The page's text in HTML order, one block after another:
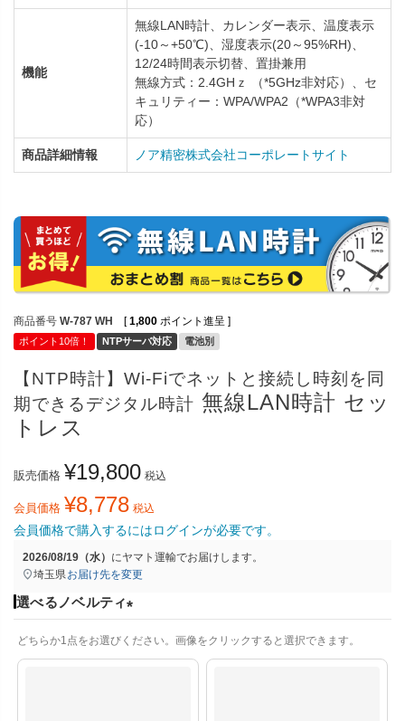
機能
無線LAN時計、カレンダー表示、温度表示
(-10～+50℃)、湿度表示(20～95%RH)、
12/24時間表示切替、置掛兼用
無線方式：2.4GHｚ （*5GHz非対応）、セ
キュリティー：WPA/WPA2（*WPA3非対
応）
商品詳細情報 ノア精密株式会社コーポレートサイト
商品番号 W-787 WH [ 1,800 ポイント進呈 ]
ポイント10倍！ NTPサーバ対応 電池別
【NTP時計】Wi-Fiでネットと接続し時刻を同
期できるデジタル時計 無線LAN時計 セッ
トレス
販売価格 ¥19,800 税込
会員価格 ¥8,778 税込
会員価格で購入するにはログインが必要です。
2026/08/19（水） にヤマト運輸でお届けします。
埼玉県 お届け先を変更
選べるノベルティ
必
どちらか1点をお選びください。画像をクリックすると選択できます。